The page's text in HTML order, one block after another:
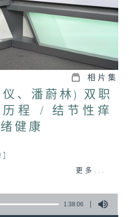
相片集
、潘蔚林) 双职
历程 / 结节性痒
健康
]
更多...
1:38:06